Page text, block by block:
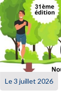
Le 3 juillet 2026